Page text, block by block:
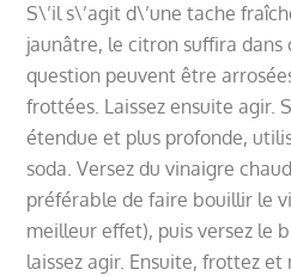
S\’il s\’agit d\’une tache
jaunâtre, le citron suffira dans
question peuvent être
frottées. Laissez ensuite agir.
étendue et plus profonde,
soda. Versez du vinaigre
préférable de faire bouillir le
meilleur effet), puis versez le
laissez agir. Ensuite, frottez